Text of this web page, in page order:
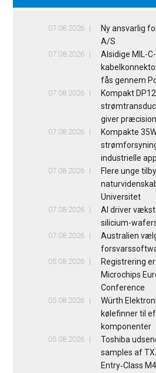
07.08.2026
Ny ansvarlig
A/S
07.08.2026
Alsidige MIL-
fås gennem
07.08.2026
Kompakt
giver
07.08.2026
Kompakte
industrielle
07.08.2026
Flere unge
Universitet
07.08.2026
AI driver
silicium-
07.08.2026
Australien
05.08.2026
Registrering
Microchips
Conference
05.08.2026
Würth
kølefinner til
komponenter
05.08.2026
Toshiba
samples af
Entry‑Class